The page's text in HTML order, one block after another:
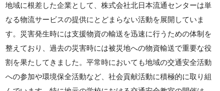
地域に根差した企業として、株式会社北日本流通センターは単
なる物流サービスの提供にとどまらない活動を展開していま
す。災害発生時には支援物資の輸送を迅速に行うための体制を
整えており、過去の災害時には被災地への物資輸送で重要な役
割を果たしてきました。平常時においても地域の交通安全活動
への参加や環境保全活動など、社会貢献活動に積極的に取り組